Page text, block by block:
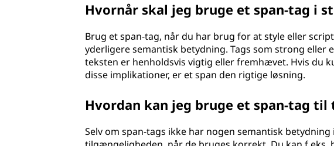
Hvornår skal jeg bruge et span-tag i
Brug et span-tag, når du har brug for at style eller
yderligere semantisk betydning. Tags som strong eller
teksten er henholdsvis vigtig eller fremhævet. Hvis du
disse implikationer, er et span den rigtige løsning.
Hvordan kan jeg bruge et span-tag
Selv om span-tags ikke har nogen semantisk